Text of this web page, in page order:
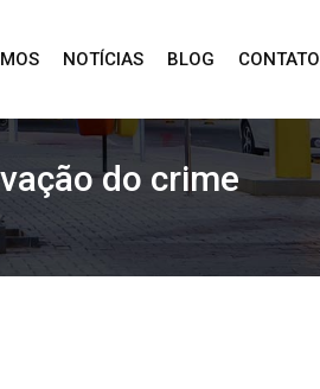
NOTÍCIAS BLOG CONTATO
do crime